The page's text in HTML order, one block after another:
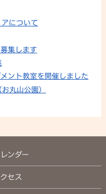
について
集します
ント教室を開催しました
丸山公園）
ンダー
セス